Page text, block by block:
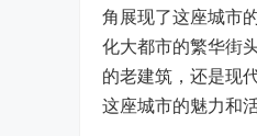
角展现了这座城市
化大都市的繁华街
的老建筑，还是现
这座城市的魅力和